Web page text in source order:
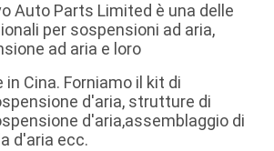
Auto Parts Limited è una delle
per sospensioni ad aria,
ad aria e loro
in Cina. Forniamo il kit di
d'aria, strutture di
d'aria,assemblaggio di
d'aria ecc.